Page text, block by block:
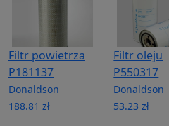
Filtr powietrza
P181137
Donaldson
188.81 zł
Filtr oleju
P550317
Donaldson
53.23 zł